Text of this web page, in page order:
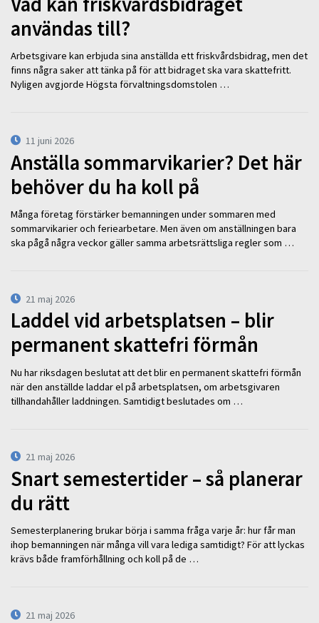
användas till?
Arbetsgivare kan erbjuda sina anställda ett friskvårdsbidrag, men det
finns några saker att tänka på för att bidraget ska vara skattefritt.
Nyligen avgjorde Högsta förvaltningsdomstolen …
11 juni 2026
Anställa sommarvikarier? Det här
behöver du ha koll på
Många företag förstärker bemanningen under sommaren med
sommarvikarier och feriearbetare. Men även om anställningen bara
ska pågå några veckor gäller samma arbetsrättsliga regler som …
21 maj 2026
Laddel vid arbetsplatsen – blir
permanent skattefri förmån
Nu har riksdagen beslutat att det blir en permanent skattefri förmån
när den anställde laddar el på arbetsplatsen, om arbetsgivaren
tillhandahåller laddningen. Samtidigt beslutades om …
21 maj 2026
Snart semestertider – så planerar
du rätt
Semesterplanering brukar börja i samma fråga varje år: hur får man
ihop bemanningen när många vill vara lediga samtidigt? För att lyckas
krävs både framförhållning och koll på de …
21 maj 2026